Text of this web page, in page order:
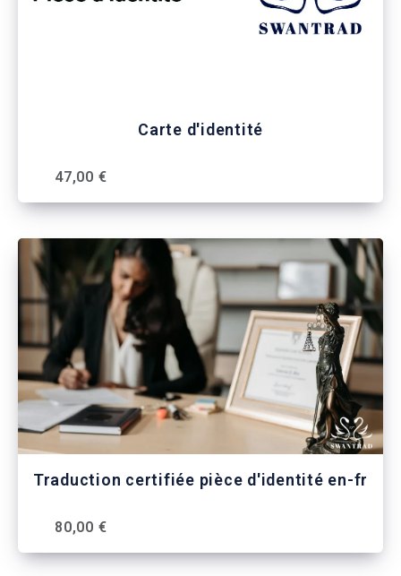
Carte d'identité
47,00 €
Traduction certifiée pièce d'identité en-fr
80,00 €